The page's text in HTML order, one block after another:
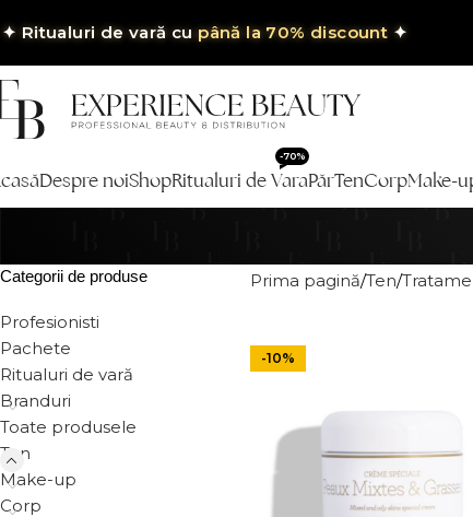
✦ Ritualuri de vară cupână la 70% discount ✦
Despre noiShopRitualuri de Vara
-70%
PărTenCorpMake-
Categorii de produse
Profesionisti
Pachete
Ritualuri de vară
Branduri
Toate produsele
Ten
Make-up
Corp
Prima pagină Ten
-10%